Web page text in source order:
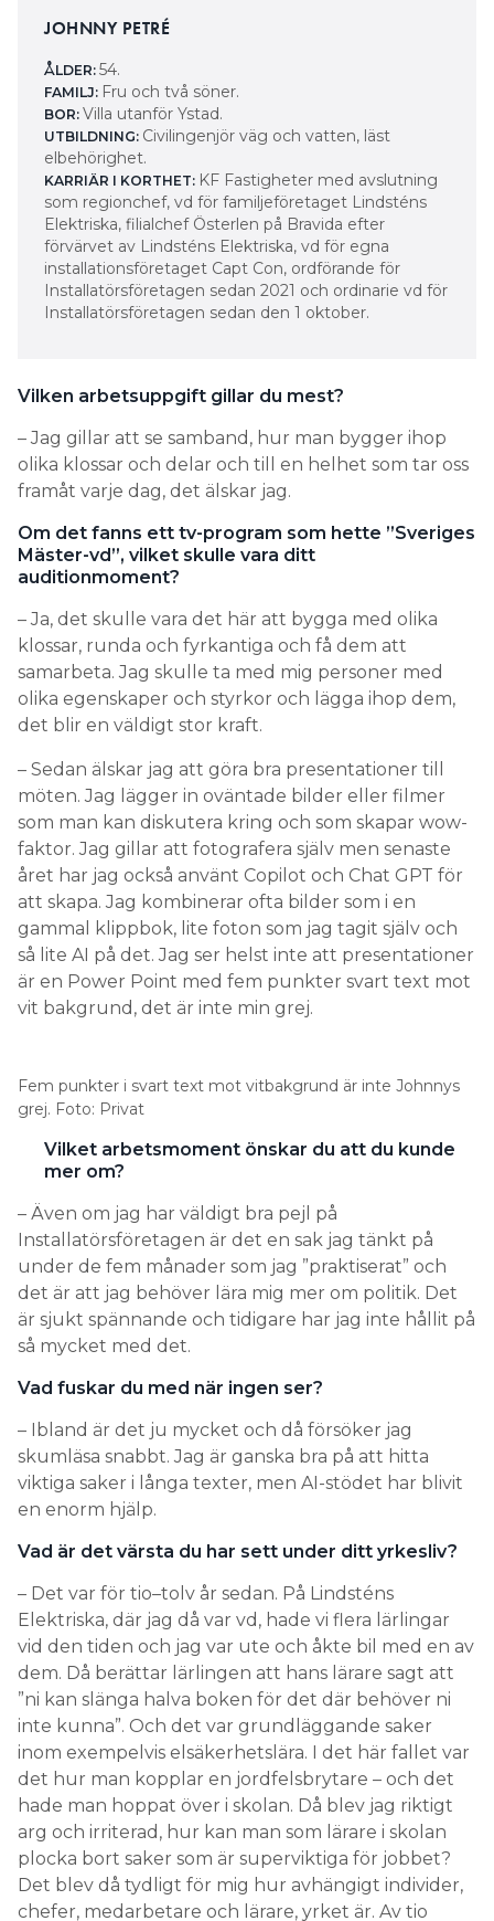
JOHNNY PETRÉ
ÅLDER: 54.
FAMILJ: Fru och två söner.
BOR: Villa utanför Ystad.
UTBILDNING: Civil­ingenjör väg och vatten, läst
elbehörighet.
KARRIÄR I KORTHET: KF Fastigheter med avslutning
som ­regionchef, vd för familjeföretaget Lindsténs
Elektriska, filialchef ­Österlen på Bravida efter
förvärvet av Lindsténs Elektriska, vd för egna
installationsföretaget Capt Con, ordförande för
Installatörsföretagen sedan 2021 och ordinarie vd för
Installatörsföretagen sedan den 1 oktober.
Vilken arbetsuppgift gillar du mest?
– Jag gillar att se samband, hur man bygger ihop
olika klossar och delar och till en helhet som tar oss
framåt varje dag, det älskar jag.
Om det fanns ett tv-program som hette ”Sveriges
Mäster-vd”, vilket skulle vara ditt
auditionmoment?
– Ja, det skulle vara det här att bygga med olika
klossar, runda och fyrkantiga och få dem att
samarbeta. Jag skulle ta med mig personer med
olika egenskaper och styrkor och lägga ihop dem,
det blir en väldigt stor kraft.
– Sedan älskar jag att göra bra presentationer till
möten. Jag lägger in oväntade bilder eller filmer
som man kan diskutera kring och som skapar wow-
faktor. Jag gillar att fotografera själv men senaste
året har jag också använt Copilot och Chat GPT för
att skapa. Jag kombinerar ofta bilder som i en
gammal klippbok, lite foton som jag tagit själv och
så lite AI på det. Jag ser helst inte att presentationer
är en Power Point med fem punkter svart text mot
vit bakgrund, det är inte min grej.
Fem punkter i svart text mot vitbakgrund är inte Johnnys
grej. Foto: Privat
Vilket arbetsmoment önskar du att du kunde
mer om?
– Även om jag har väldigt bra pejl på
Installatörsföretagen är det en sak jag tänkt på
under de fem månader som jag ”praktiserat” och
det är att jag behöver lära mig mer om politik. Det
är sjukt spännande och tidigare har jag inte hållit på
så mycket med det.
Vad fuskar du med när ingen ser?
– Ibland är det ju mycket och då försöker jag
skumläsa snabbt. Jag är ganska bra på att hitta
viktiga saker i långa texter, men AI-stödet har blivit
en enorm hjälp.
Vad är det värsta du har sett under ditt yrkesliv?
– Det var för tio–tolv år sedan. På Lindsténs
Elektriska, där jag då var vd, hade vi flera lärlingar
vid den tiden och jag var ute och åkte bil med en av
dem. Då berättar lärlingen att hans lärare sagt att
”ni kan slänga halva boken för det där behöver ni
inte kunna”. Och det var grundläggande saker
inom exempelvis elsäkerhetslära. I det här fallet var
det hur man kopplar en jordfelsbrytare – och det
hade man hoppat över i skolan. Då blev jag riktigt
arg och irriterad, hur kan man som lärare i skolan
plocka bort saker som är superviktiga för jobbet?
Det blev då tydligt för mig hur avhängigt individer,
chefer, medarbetare och lärare, yrket är. Av tio